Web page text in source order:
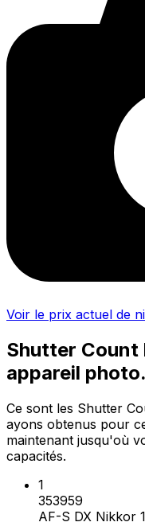
Voir le prix actuel de
Shutter Count
appareil photo.
Ce sont les Shutter
ayons obtenus pour
maintenant jusqu'où
capacités.
1
353959
AF-S DX Nikkor